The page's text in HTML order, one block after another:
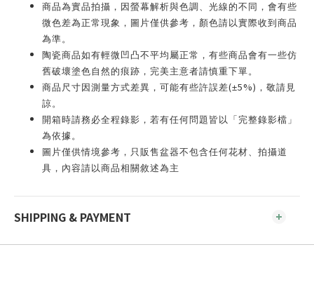
商品為實品拍攝，因螢幕解析與色調、光線的不同，會有些
微色差為正常現象，圖片僅供參考，顏色請以實際收到商品
為準。
陶瓷商品如有輕微凹凸不平均屬正常，有些商品會有一些仿
舊破壞塗色自然的痕跡，完美主意者請慎重下單。
商品尺寸因測量方式差異，可能有些許誤差(±5%) ，敬請見
諒。
開箱時請務必全程錄影，若有任何問題皆以「完整錄影檔」
為依據。
圖片僅供情境參考，只販售盆器不包含任何花材、拍攝道
具，內容請以商品相關敘述為主
SHIPPING & PAYMENT